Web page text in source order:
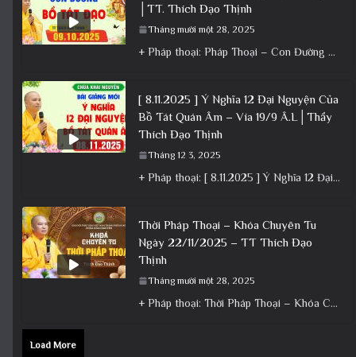
│TT. Thích Đạo Thịnh
Tháng mười một 28, 2025
+ Pháp thoại: Pháp Thoại – Con Đường Bồ Tát Đạo │TT. Thích Đạo Thịnh + Album: Pháp Thoại +
[ 8.11.2025 ] Ý Nghĩa 12 Đại Nguyện Của
Bồ Tát Quán Âm – Vía 19/9 Â.L│Thầy
Thích Đạo Thịnh
Tháng 12 3, 2025
+ Pháp thoại: [ 8.11.2025 ] Ý Nghĩa 12 Đại Nguyện Của Bồ Tát Quán Âm – Vía 19/9 Â.L│Thầy
Thời Pháp Thoại – Khóa Chuyên Tu
Ngày 22/11/2025 – TT Thích Đạo
Thịnh
Tháng mười một 28, 2025
+ Pháp thoại: Thời Pháp Thoại – Khóa Chuyên Tu Ngày 22/11/2025 – TT Thích Đạo Thịnh + Album: Pháp
Load More